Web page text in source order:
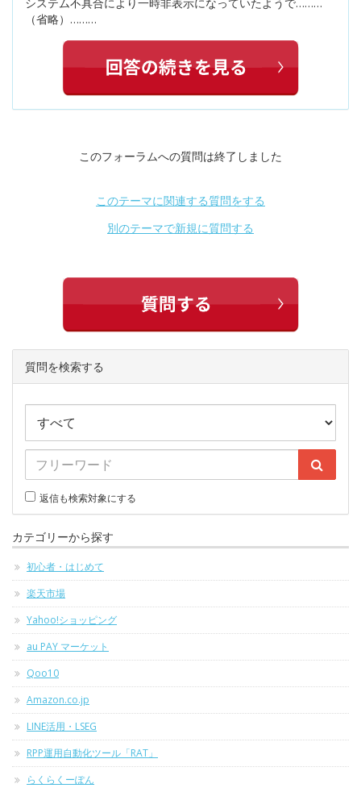
（省略）………
このフォーラムへの質問は終了しました
このテーマに関連する質問をする
別のテーマで新規に質問する
質問を検索する
返信も検索対象にする
カテゴリーから探す
初心者・はじめて
楽天市場
Yahoo!ショッピング
au PAY マーケット
Qoo10
Amazon.co.jp
LINE活用・LSEG
RPP運用自動化ツール「RAT」
らくらくーぽん